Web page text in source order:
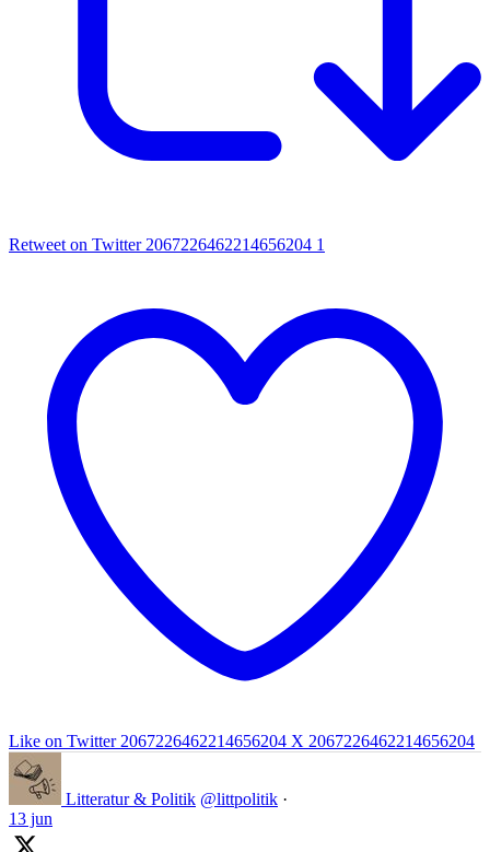
Retweet on Twitter 2067226462214656204 1
Like on Twitter 2067226462214656204 X 2067226462214656204
Litteratur & Politik @littpolitik ·
13 jun